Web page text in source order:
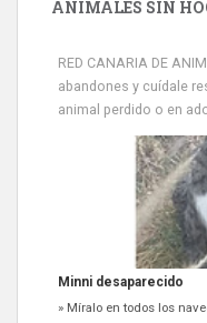
ANIMALES SIN
RED CANARIA DE
abandones y cuídale
animal perdido o en
Minni desaparecido
» Míralo en todos los